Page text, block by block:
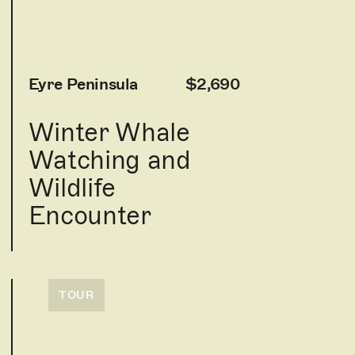
$2,690
Eyre Peninsula
Winter Whale
Watching and
Wildlife
Encounter
TOUR